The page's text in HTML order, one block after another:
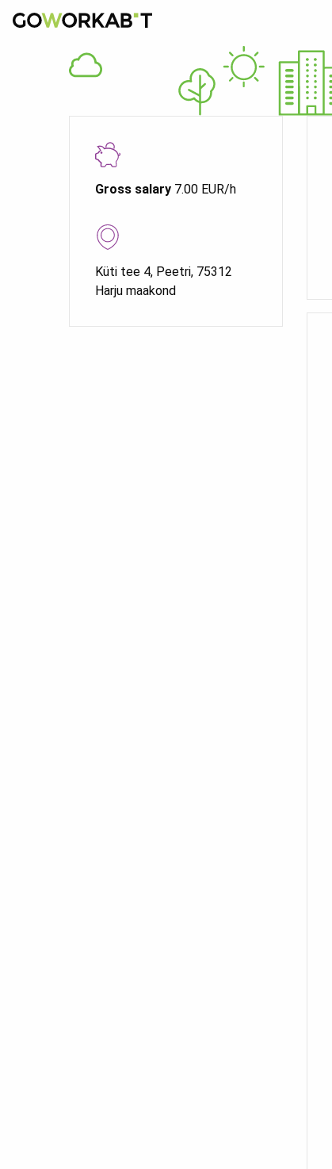
Gross salary 7.00 EUR/h
Küti tee 4, Peetri, 75312
Harju maakond